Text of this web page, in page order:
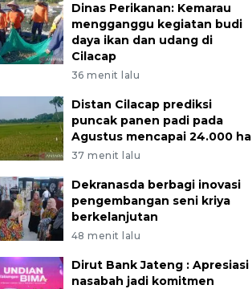
Dinas Perikanan: Kemarau
mengganggu kegiatan budi
daya ikan dan udang di
Cilacap
36 menit lalu
Distan Cilacap prediksi
puncak panen padi pada
Agustus mencapai 24.000 ha
37 menit lalu
Dekranasda berbagi inovasi
pengembangan seni kriya
berkelanjutan
48 menit lalu
Dirut Bank Jateng : Apresiasi
nasabah jadi komitmen